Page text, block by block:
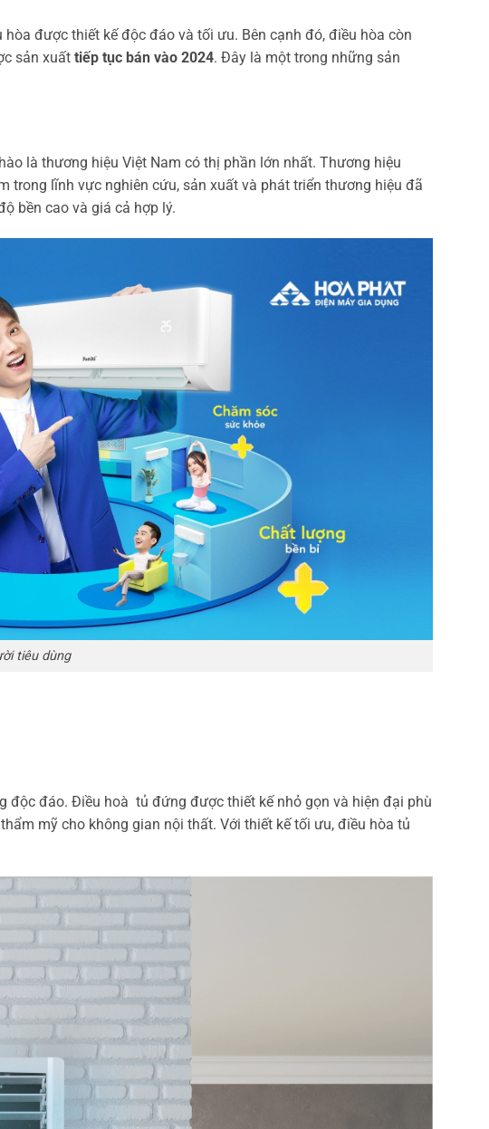
được thiết kế độc đáo và tối ưu. Bên cạnh đó, điều hòa còn
sản xuất tiếp tục bán vào 2024. Đây là một trong những sản
là thương hiệu Việt Nam có thị phần lớn nhất. Thương hiệu
trong lĩnh vực nghiên cứu, sản xuất và phát triển thương hiệu đã
bền cao và giá cả hợp lý.
tiêu dùng
độc đáo. Điều hoà tủ đứng được thiết kế nhỏ gọn và hiện đại phù
mỹ cho không gian nội thất. Với thiết kế tối ưu, điều hòa tủ